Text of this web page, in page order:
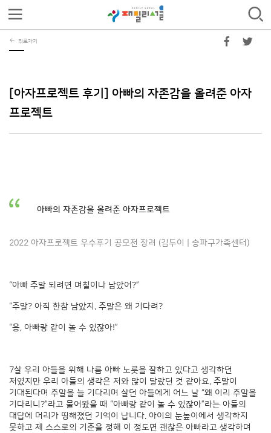
뒤로가기
[아자프로젝트 후기] 아빠의 자존감을 올려준 아자
프로젝트
아빠의 자존감을 올려준 아자프로젝트
2022 아자프로젝트 우수후기 공모전 장려 (김두이 | 송파구가족센터)
“아빠 주말 되려면 며칠이나 남았어?”
“주말? 아직 한참 남았지. 주말은 왜 기다려?
“응, 아빠랑 같이 놀 수 있잖아!”
7살 우리 아들을 위해 나름 아빠 노릇을 잘하고 있다고 생각하던
저였지만 우리 아들의 생각은 저와 많이 달랐던 것 같아요. 주말이
기대된다며 주말을 늘 기다리며 살던 아들에게 어느 날 “왜 이리 주말을
기다리니?”라고 물어봤을 때 “아빠랑 같이 놀 수 있잖아”라는 아들의
대답에 머리가 띵해졌던 기억이 납니다. 아이의 눈높이에서 생각하지
못하고 제 스스로의 기준을 정해 이 정도면 괜찮은 아빠라고 생각하며